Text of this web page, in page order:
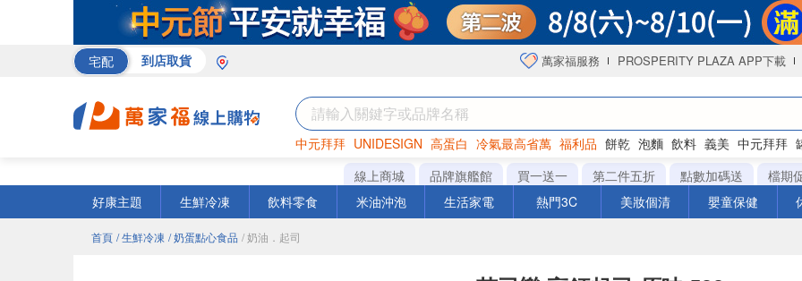
宅配 到店取貨 萬家福服務 PROSPERITY PLAZA APP下載
中元拜拜 UNIDESIGN 高蛋白 冷氣最高省萬 福利品 餅乾 泡麵 飲料 義美 中元拜拜
巧克力 海苔 衛生紙
線上商城 品牌旗艦館 買一送一 第二件五折 點數加碼送
檔期
好康主題
生鮮冷凍 飲料零食 米油沖泡 生活家電 熱門3C 美妝個清 嬰童保健
首頁 / 生鮮冷凍 / 奶蛋點心食品 / 奶油．起司